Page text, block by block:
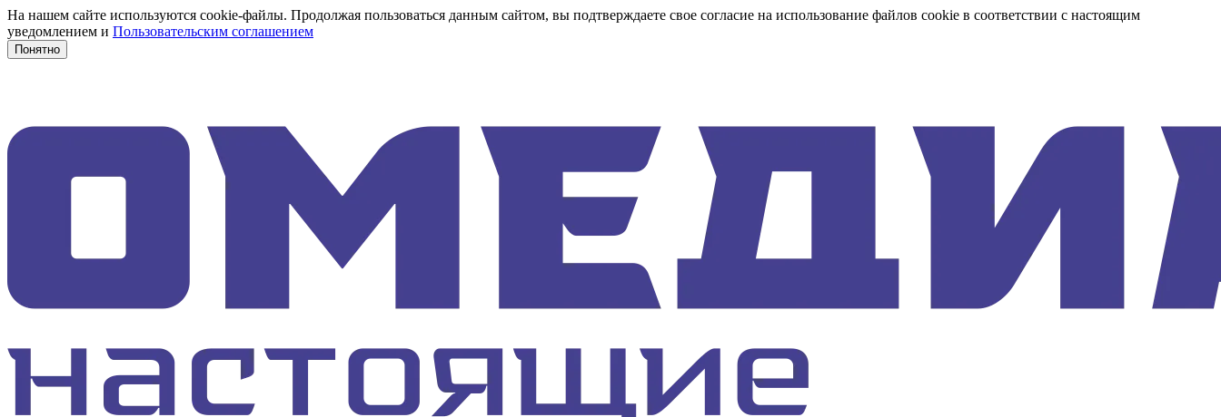
На нашем сайте используются cookie-файлы. Продолжая пользоваться данным сайтом, вы подтверждаете свое согласие на использование файлов cookie в соответствии с настоящим
уведомлением и Пользовательским соглашением
Понятно